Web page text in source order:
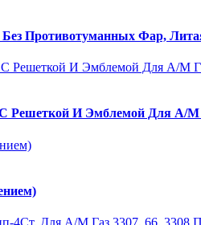
Противотуманных Фар,
Решеткой И Эмблемой Для А/М